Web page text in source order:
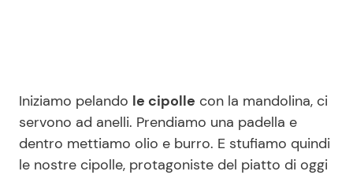
Iniziamo pelando le cipolle con la mandolina, ci
servono ad anelli. Prendiamo una padella e
dentro mettiamo olio e burro. E stufiamo quindi
le nostre cipolle, protagoniste del piatto di oggi